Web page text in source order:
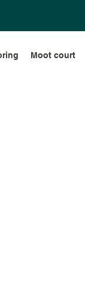
Moot court